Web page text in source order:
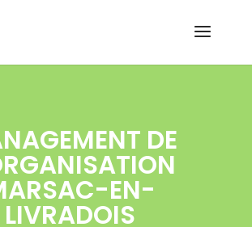
DE
EN-
LIVRADOIS